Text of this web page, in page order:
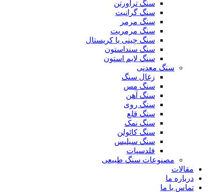
سنگ تراورتن
سنگ گرانیت
سنگ مرمر
سنگ مرمریت
سنگ چینی یا کریستال
سنگ سنداستون
سنگ لایم استون
سنگ معدنی
زغال سنگ
سنگ مس
سنگ آهن
سنگ روی
سنگ قلع
سنگ نمک
سنگ کائولن
سنگ سیلیس
فلدسپات
مصنوعات سنگ طبیعی
مقالات
درباره ما
تماس با ما